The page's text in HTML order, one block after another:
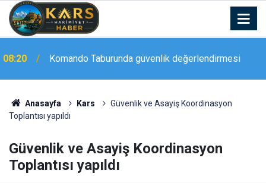
08:16
hazırlık toplantısı düzenlendi
Anasayfa Kars
Güvenlik ve Asayiş Koordinasyon
Toplantısı yapıldı
Güvenlik ve Asayiş Koordinasyon
Toplantısı yapıldı